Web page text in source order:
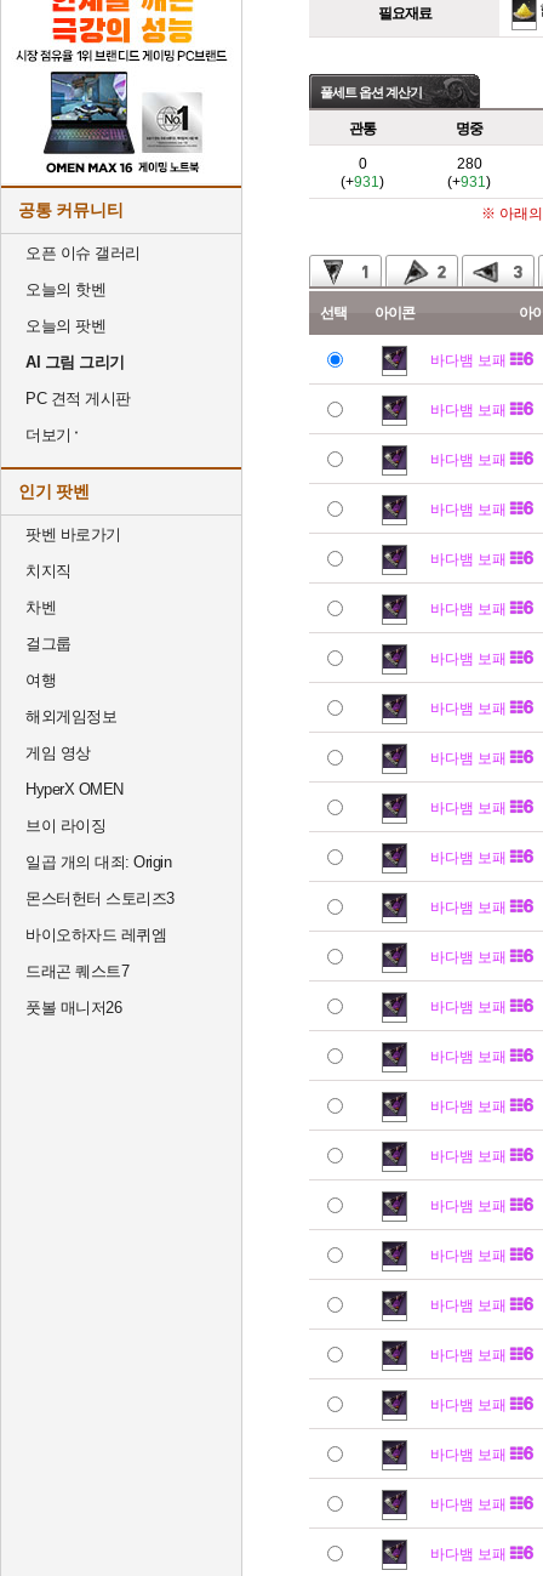
공통 커뮤니티
오픈 이슈 갤러리
오늘의 핫벤
오늘의 팟벤
AI 그림 그리기
PC 견적 게시판
더보기
인기 팟벤
팟벤 바로가기
치지직
차벤
걸그룹
여행
해외게임정보
게임 영상
HyperX OMEN
브이 라이징
일곱 개의 대죄: Origin
몬스터헌터 스토리즈3
바이오하자드 레퀴엠
드래곤 퀘스트7
풋볼 매니저26
필요재료
풀세트 옵션 계산기
관통 명중
0
(+931)
280
(+931)
※ 아래의
선택 아이콘 아
바다뱀 보패
바다뱀 보패
바다뱀 보패
바다뱀 보패
바다뱀 보패
바다뱀 보패
바다뱀 보패
바다뱀 보패
바다뱀 보패
바다뱀 보패
바다뱀 보패
바다뱀 보패
바다뱀 보패
바다뱀 보패
바다뱀 보패
바다뱀 보패
바다뱀 보패
바다뱀 보패
바다뱀 보패
바다뱀 보패
바다뱀 보패
바다뱀 보패
바다뱀 보패
바다뱀 보패
바다뱀 보패